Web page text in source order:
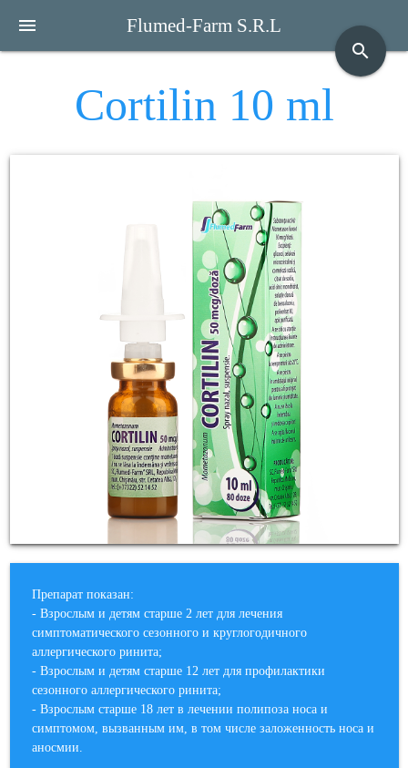
menu
Flumed-Farm S.R.L
search
Cortilin 10 ml
Препарат показан:
- Взрослым и детям старше 2 лет для лечения
симптоматического сезонного и круглогодичного
аллергического ринита;
- Взрослым и детям старше 12 лет для профилактики
сезонного аллергического ринита;
- Взрослым старше 18 лет в лечении полипоза носа и
симптомом, вызванным им, в том числе заложенность носа и
аносмии.